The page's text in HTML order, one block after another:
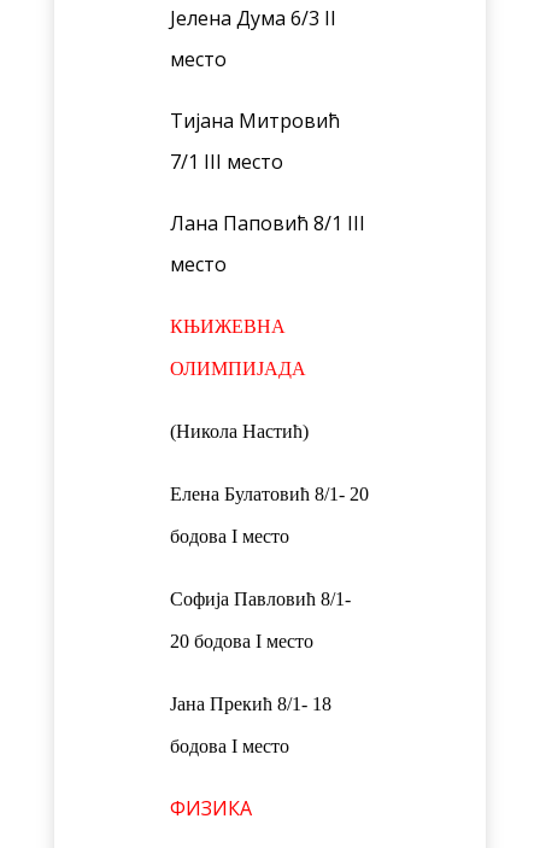
Јелена Дума 6/3 II
место
Тијана Митровић
7/1 III место
Лана Паповић 8/1 III
место
КЊИЖЕВНА
ОЛИМПИЈАДА
(Никола Настић)
Елена Булатовић 8/1- 20
бодова I место
Софија Павловић 8/1-
20 бодова I место
Јана Прекић 8/1- 18
бодова I место
ФИЗИКА